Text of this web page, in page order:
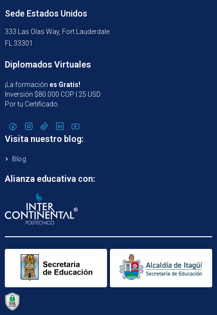
Sede Estados Unidos
333 Las Olas Way, Fort Lauderdale
FL 33301
Diplomados Virtuales
¡La formación es Gratis!
Inversión $80.000 COP | 25 USD
Por tu Certificado.
Visita nuestro blog:
Blog
Alianza educativa con: